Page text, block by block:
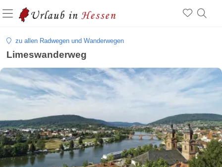
zu allen Radwegen und Wanderwegen
Limeswanderweg